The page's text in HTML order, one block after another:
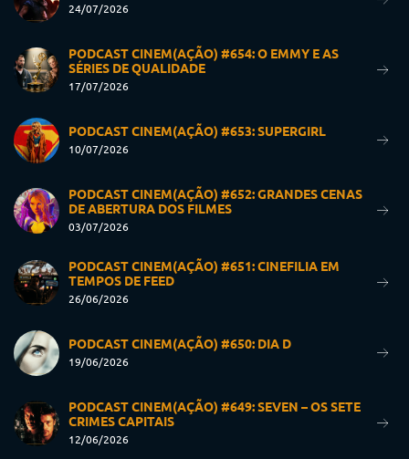
24/07/2026
PODCAST CINEM(AÇÃO) #654: O EMMY E AS
SÉRIES DE QUALIDADE
17/07/2026
PODCAST CINEM(AÇÃO) #653: SUPERGIRL
10/07/2026
PODCAST CINEM(AÇÃO) #652: GRANDES CENAS
DE ABERTURA DOS FILMES
03/07/2026
PODCAST CINEM(AÇÃO) #651: CINEFILIA EM
TEMPOS DE FEED
26/06/2026
PODCAST CINEM(AÇÃO) #650: DIA D
19/06/2026
PODCAST CINEM(AÇÃO) #649: SEVEN – OS SETE
CRIMES CAPITAIS
12/06/2026